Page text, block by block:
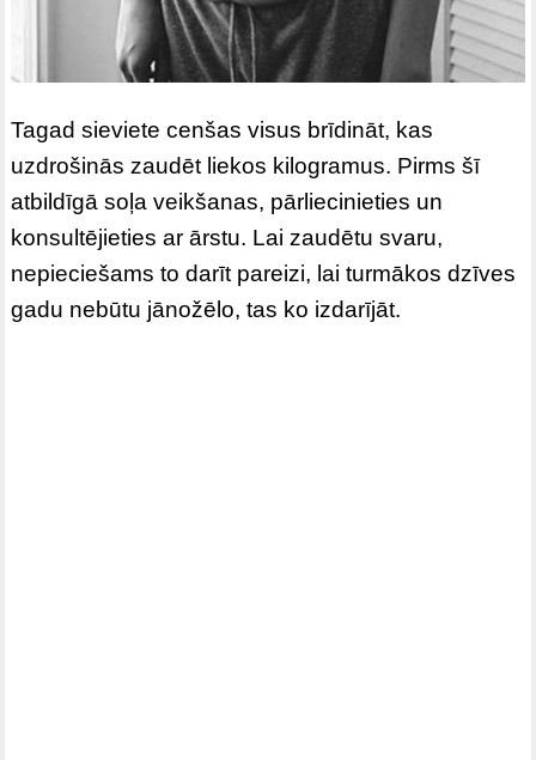
Tagad sieviete cenšas visus brīdināt, kas
uzdrošinās zaudēt liekos kilogramus. Pirms šī
atbildīgā soļa veikšanas, pārliecinieties un
konsultējieties ar ārstu. Lai zaudētu svaru,
nepieciešams to darīt pareizi, lai turmākos dzīves
gadu nebūtu jānožēlo, tas ko izdarījāt.